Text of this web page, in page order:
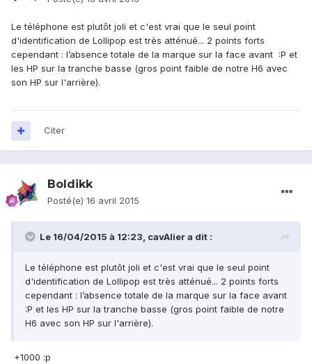
Le téléphone est plutôt joli et c'est vrai que le seul point
d'identification de Lollipop est très atténué... 2 points forts
cependant : l’absence totale de la marque sur la face avant :P et
les HP sur la tranche basse (gros point faible de notre H6 avec
son HP sur l'arrière).
Citer
Boldikk
Posté(e) 16 avril 2015
Le 16/04/2015 à 12:23, cavAlier a dit :
Le téléphone est plutôt joli et c'est vrai que le seul point
d'identification de Lollipop est très atténué... 2 points forts
cependant : l’absence totale de la marque sur la face avant
:P et les HP sur la tranche basse (gros point faible de notre
H6 avec son HP sur l'arrière).
+1000 :p